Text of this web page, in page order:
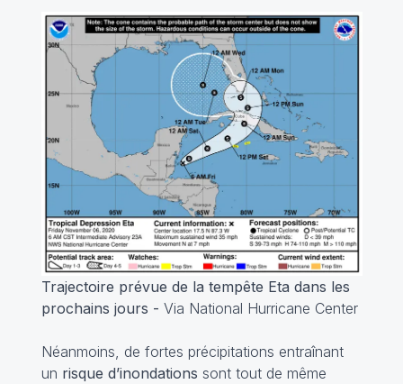
Trajectoire prévue de la tempête Eta dans les
prochains jours - Via National Hurricane Center
Néanmoins, de fortes précipitations entraînant
un risque d’inondations sont tout de même